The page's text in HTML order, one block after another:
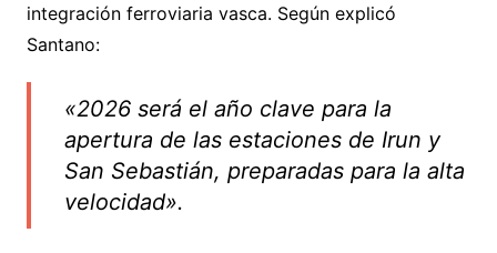
integración ferroviaria vasca. Según explicó
Santano:
«2026 será el año clave para la
apertura de las estaciones de Irun y
San Sebastián, preparadas para la alta
velocidad».